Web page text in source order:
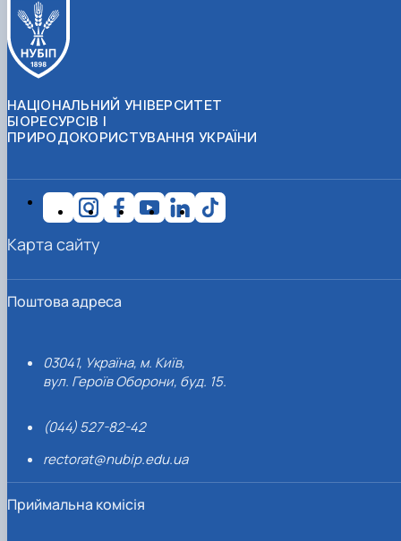
НАЦІОНАЛЬНИЙ УНІВЕРСИТЕТ
БІОРЕСУРСІВ І
ПРИРОДОКОРИСТУВАННЯ УКРАЇНИ
Поштова адреса
03041, Україна, м. Київ,
вул. Героїв Оборони, буд. 15.
(044) 527-82-42
rectorat@nubip.edu.ua
Приймальна комісія
Карта сайту